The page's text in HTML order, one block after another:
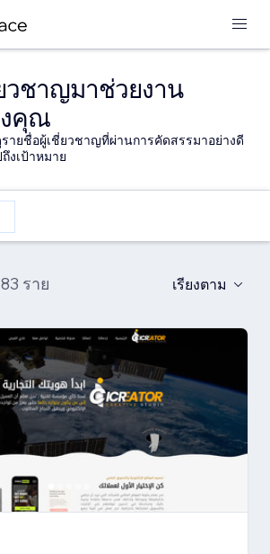
วชาญมาช่วยงาน
งคุณ
ายชื่อผู้เชี่ยวชาญที่ผ่านการคัดสรรมาอย่างดี
งเป้าหมาย
ราย เรียงตาม